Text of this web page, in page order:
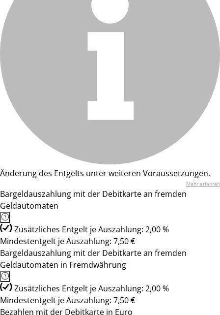
Änderung des Entgelts unter weiteren Voraussetzungen.
Mehr erfahren
Bargeldauszahlung mit der Debitkarte an fremden
Geldautomaten
Zusätzliches Entgelt je Auszahlung: 2,00 %
Mindestentgelt je Auszahlung: 7,50 €
Bargeldauszahlung mit der Debitkarte an fremden
Geldautomaten in Fremdwährung
Zusätzliches Entgelt je Auszahlung: 2,00 %
Mindestentgelt je Auszahlung: 7,50 €
Bezahlen mit der Debitkarte in Euro